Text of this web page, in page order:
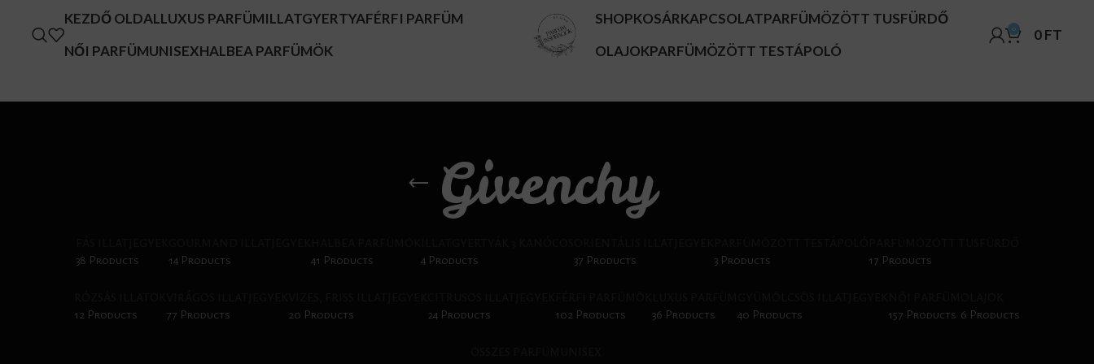
KEZDŐ OLDALLUXUS PARFÜMILLATGYERTYAFÉRFI PARFÜM
NŐI PARFÜMUNISEXHALBEA PARFÜMÖK
SHOPKOSÁRKAPCSOLATPARFÜMÖZÖTT TUSFÜRDŐ
OLAJOKPARFÜMÖZÖTT TESTÁPOLÓ
0 0FT
Givenchy
38 Products
14 Products
41 Products
4 Products
37 Products
3 Products
17 Products
12 Products
77 Products
20 Products
24 Products
102 Products
36 Products
40 Products
157 Products 6 Products